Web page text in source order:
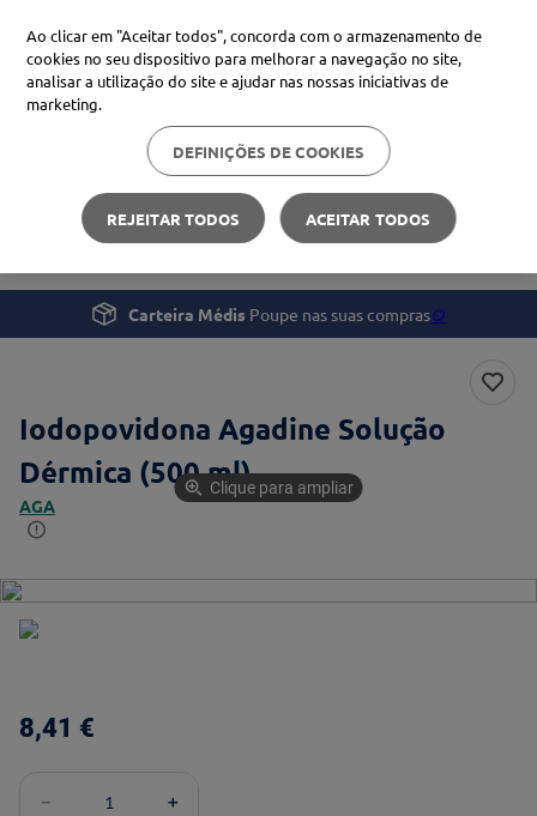
Procure no Marketplace Médis
Pesquisas mais comuns
xiaomi
4º cerave
Saúde
Monitorização e Tratamento
Iodopovidona Agadine Solução Dérmica (500 ml)
Carteira Médis Poupe nas suas compras🪙
Iodopovidona Agadine Solução
Dérmica (500 ml)
AGA
Clique para ampliar
8,41 €
＋
－
Ao clicar em "Aceitar todos", concorda com o armazenamento de
cookies no seu dispositivo para melhorar a navegação no site,
analisar a utilização do site e ajudar nas nossas iniciativas de
marketing.
DEFINIÇÕES DE COOKIES
REJEITAR TODOS ACEITAR TODOS